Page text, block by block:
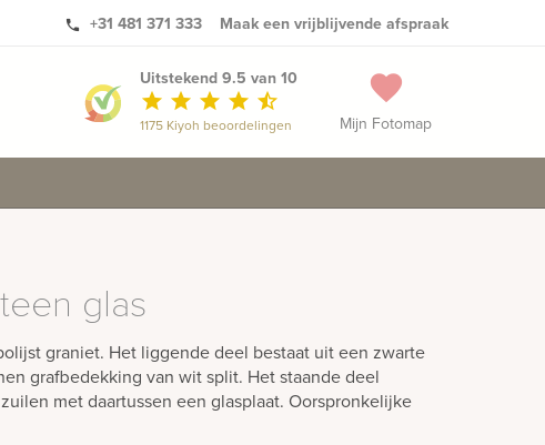
phone +31 481 371 333 Maak een vrijblijvende afspraak
favorite
Mijn Fotomap
Uitstekend 9.5 van 10
star star star star star_half
1175 Kiyoh beoordelingen
glas
graniet. Het liggende deel bestaat uit een zwarte
grafbedekking van wit split. Het staande deel
met daartussen een glasplaat. Oorspronkelijke